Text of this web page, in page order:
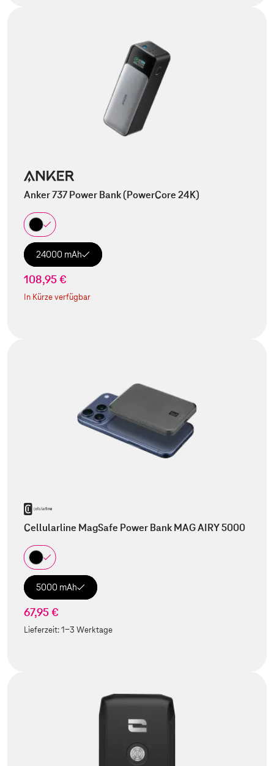
Anker 737 Power Bank (PowerCore 24K)
24000 mAh
108,95 €
In Kürze verfügbar
Cellularline MagSafe Power Bank MAG AIRY 5000
5000 mAh
67,95 €
Lieferzeit:1-3 Werktage